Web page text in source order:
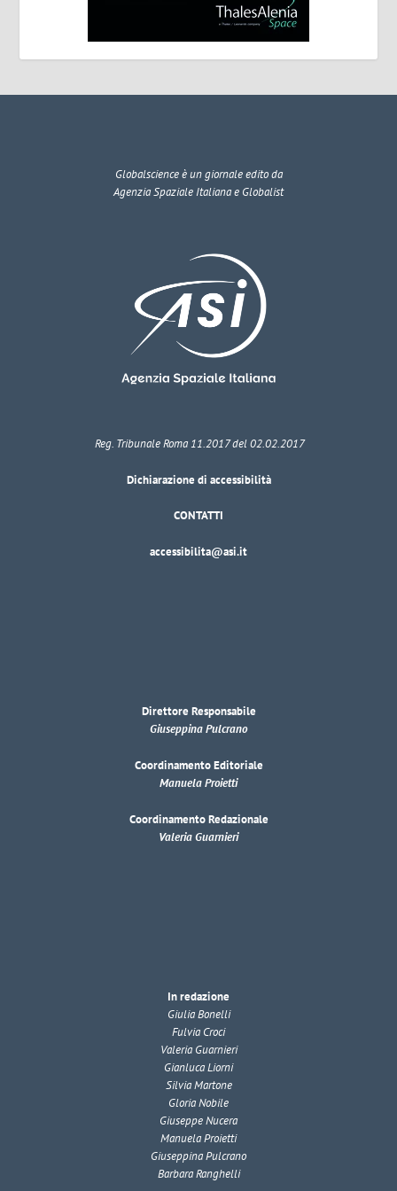
Globalscienceè un giornale edito da
Agenzia Spaziale Italiana e Globalist
Reg. Tribunale Roma 11.2017 del 02.02.2017
Dichiarazione di accessibilità
CONTATTI
accessibilita@asi.it
Direttore Responsabile
Giuseppina Pulcrano
Coordinamento Editoriale
Manuela Proietti
Coordinamento Redazionale
Valeria Guarnieri
In redazione
Giulia Bonelli
Fulvia Croci
Valeria Guarnieri
Gianluca Liorni
Silvia Martone
Gloria Nobile
Giuseppe Nucera
Manuela Proietti
Giuseppina Pulcrano
Barbara Ranghelli